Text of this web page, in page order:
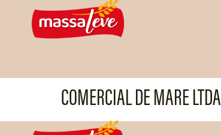
COMERCIAL DE MARE LTDA